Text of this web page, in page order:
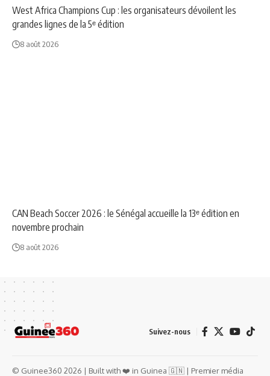
West Africa Champions Cup : les organisateurs dévoilent les
grandes lignes de la 5ᵉ édition
8 août 2026
CAN Beach Soccer 2026 : le Sénégal accueille la 13ᵉ édition en
novembre prochain
8 août 2026
Suivez-nous
© Guinee360 2026 | Built with ❤️ in Guinea 🇬🇳 | Premier média